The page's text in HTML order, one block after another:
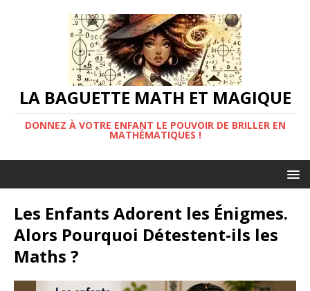
LA BAGUETTE MATH ET MAGIQUE
DONNEZ À VOTRE ENFANT LE POUVOIR DE BRILLER EN
MATHÉMATIQUES !
Les Enfants Adorent les Énigmes.
Alors Pourquoi Détestent-ils les
Maths ?